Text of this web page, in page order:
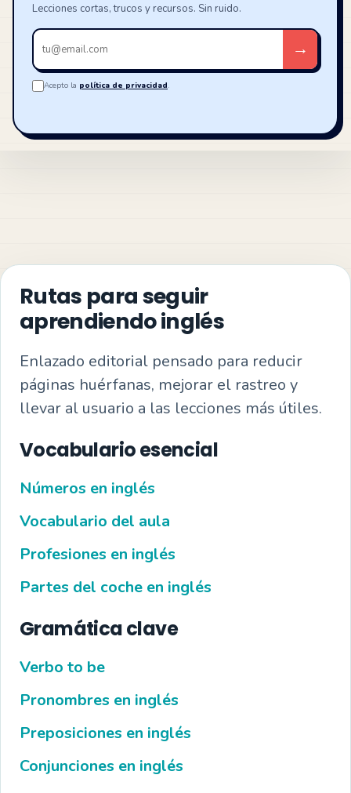
Lecciones cortas, trucos y recursos. Sin ruido.
Tu
email
→
Acepto la política de privacidad.
Rutas para seguir
aprendiendo inglés
Enlazado editorial pensado para reducir
páginas huérfanas, mejorar el rastreo y
llevar al usuario a las lecciones más útiles.
Vocabulario esencial
Números en inglés
Vocabulario del aula
Profesiones en inglés
Partes del coche en inglés
Gramática clave
Verbo to be
Pronombres en inglés
Preposiciones en inglés
Conjunciones en inglés